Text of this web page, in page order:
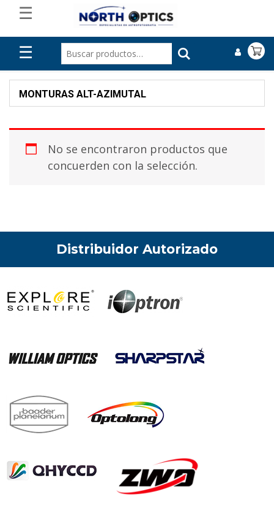
☰
☰
MONTURAS ALT-AZIMUTAL
No se encontraron productos que
concuerden con la selección.
Distribuidor Autorizado